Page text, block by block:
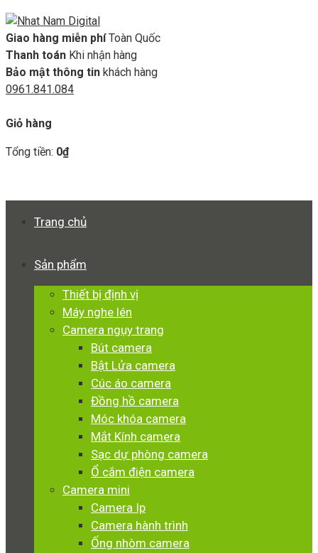
Giao hàng miễn phí Toàn Quốc
Thanh toán Khi nhận hàng
Bảo mật thông tin khách hàng
0961.841.084
Giỏ hàng
Tổng tiền: 0₫
Trang chủ
Sản phẩm
Thiết bị định vị
Máy nghe lén
Camera ngụy trang
Bút camera
Bật Lửa camera
Cúc áo camera
Đồng hồ camera
Móc khóa camera
Mắt Kính camera
Sạc dự phòng camera
Ổ cắm điện camera
Camera mini
Camera Ip
Camera hành trình
Ống nhòm camera